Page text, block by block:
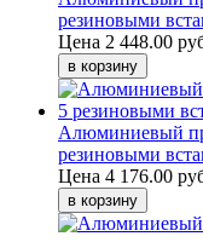
резиновыми
Цена 2 448.00
Алюминиевый
резиновыми
Цена 4 176.00